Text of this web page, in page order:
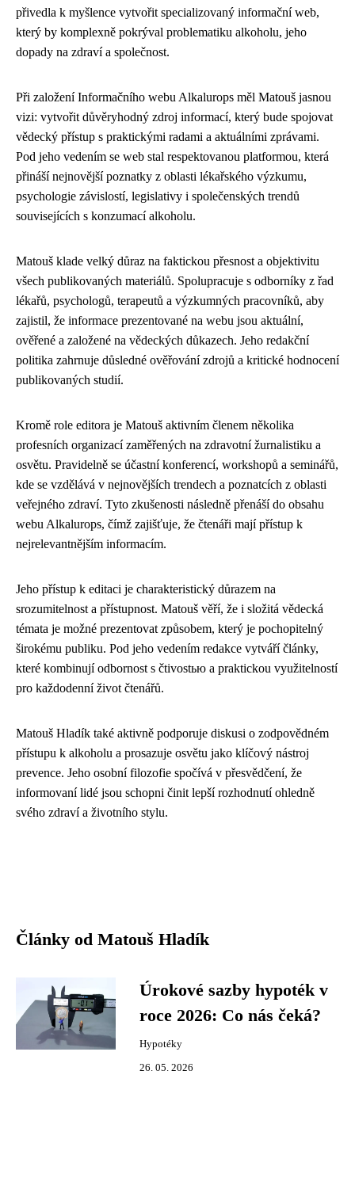
přivedla k myšlence vytvořit specializovaný informační web,
který by komplexně pokrýval problematiku alkoholu, jeho
dopady na zdraví a společnost.
Při založení Informačního webu Alkalurops měl Matouš jasnou
vizi: vytvořit důvěryhodný zdroj informací, který bude spojovat
vědecký přístup s praktickými radami a aktuálními zprávami.
Pod jeho vedením se web stal respektovanou platformou, která
přináší nejnovější poznatky z oblasti lékařského výzkumu,
psychologie závislostí, legislativy i společenských trendů
souvisejících s konzumací alkoholu.
Matouš klade velký důraz na faktickou přesnost a objektivitu
všech publikovaných materiálů. Spolupracuje s odborníky z řad
lékařů, psychologů, terapeutů a výzkumných pracovníků, aby
zajistil, že informace prezentované na webu jsou aktuální,
ověřené a založené na vědeckých důkazech. Jeho redakční
politika zahrnuje důsledné ověřování zdrojů a kritické hodnocení
publikovaných studií.
Kromě role editora je Matouš aktivním členem několika
profesních organizací zaměřených na zdravotní žurnalistiku a
osvětu. Pravidelně se účastní konferencí, workshopů a seminářů,
kde se vzdělává v nejnovějších trendech a poznatcích z oblasti
veřejného zdraví. Tyto zkušenosti následně přenáší do obsahu
webu Alkalurops, čímž zajišťuje, že čtenáři mají přístup k
nejrelevantnějším informacím.
Jeho přístup k editaci je charakteristický důrazem na
srozumitelnost a přístupnost. Matouš věří, že i složitá vědecká
témata je možné prezentovat způsobem, který je pochopitelný
širokému publiku. Pod jeho vedením redakce vytváří články,
které kombinují odbornost s čtivostью a praktickou využitelností
pro každodenní život čtenářů.
Matouš Hladík také aktivně podporuje diskusi o zodpovědném
přístupu k alkoholu a prosazuje osvětu jako klíčový nástroj
prevence. Jeho osobní filozofie spočívá v přesvědčení, že
informovaní lidé jsou schopni činit lepší rozhodnutí ohledně
svého zdraví a životního stylu.
Články od Matouš Hladík
Úrokové sazby hypoték v
roce 2026: Co nás čeká?
Hypotéky
26. 05. 2026